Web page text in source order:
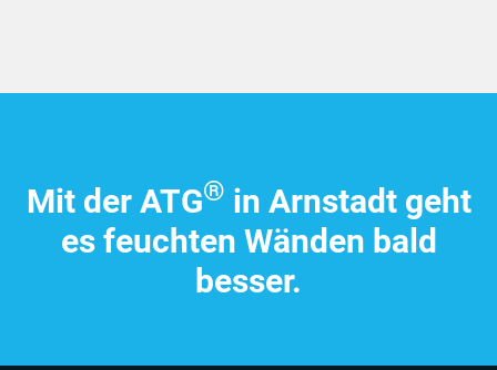
Mit der ATG® in Arnstadt geht
es feuchten Wänden bald
besser.